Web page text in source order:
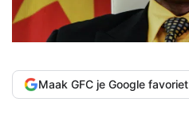
Maak GFC je Google favoriet